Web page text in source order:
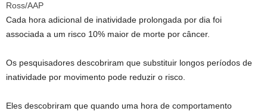
Ross/AAP
Cada hora adicional de inatividade prolongada por dia foi
associada a um risco 10% maior de morte por câncer.
Os pesquisadores descobriram que substituir longos períodos de
inatividade por movimento pode reduzir o risco.
Eles descobriram que quando uma hora de comportamento